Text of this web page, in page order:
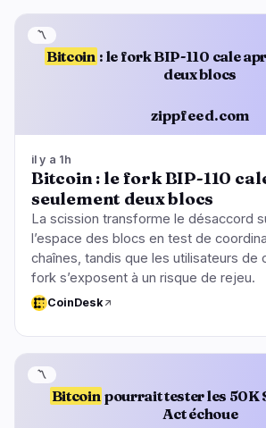
Bitcoin : le fork BIP-110 cale
deux blocs
zippfeed.com
〽️
il y a 1h
Bitcoin : le fork BIP-110
seulement deux blocs
La scission transforme le désaccord
l’espace des blocs en test de
chaînes, tandis que les utilisateurs de
fork s’exposent à un risque de rejeu.
CoinDesk
Bitcoin pourrait tester les 50K
Act échoue
〽️